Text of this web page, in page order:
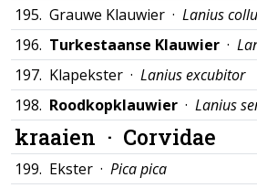
195. Grauwe Klauwier · Lanius
196. Turkestaanse Klauwier ·
197. Klapekster · Lanius excubitor
198. Roodkopklauwier · Lanius
kraaien · Corvidae
199. Ekster · Pica pica